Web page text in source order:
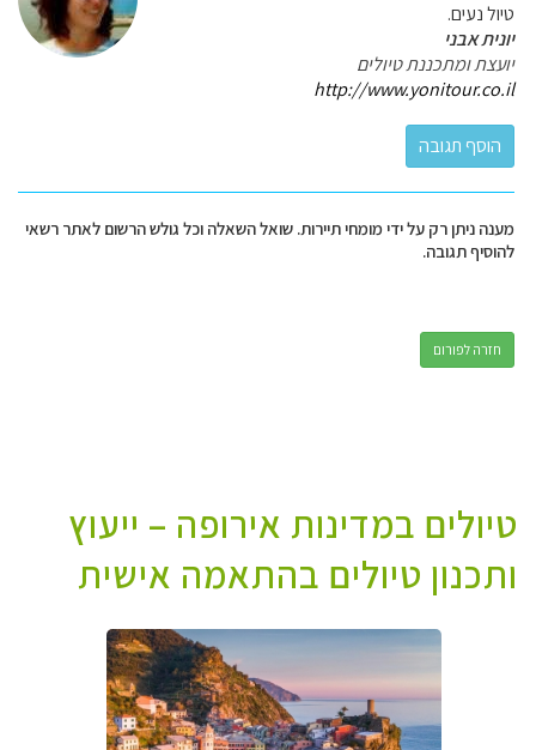
טיול נעים.
יונית אבני
יועצת ומתכננת טיולים
http://www.yonitour.co.il
מענה ניתן רק על ידי מומחי תיירות. שואל השאלה וכל גולש הרשום לאתר רשאי
להוסיף תגובה.
חזרה לפורום
טיולים במדינות אירופה – ייעוץ
ותכנון טיולים בהתאמה אישית